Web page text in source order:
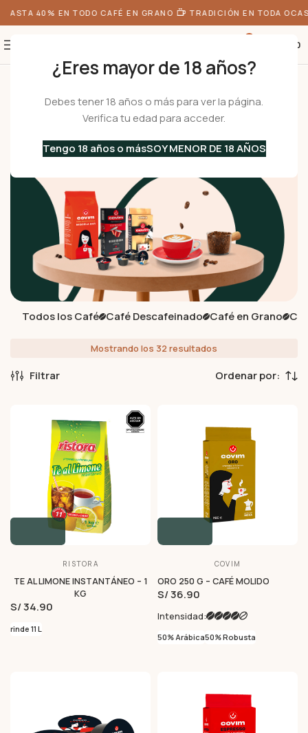
¿Eres mayor de 18 años?
Debes tener 18 años o más para ver la página.
Verifica tu edad para acceder.
Tengo 18 años o másSOY MENOR DE 18 AÑOS
40% EN TODO CAFÉ EN GRANO TRADICIÓN EN TODA
0.00
Café
tueste experto ysabor únicoen cada taza.
Todos los Café Café Descafeinado Café en Grano
Mostrando los 32 resultados
Filtrar
RISTORA
TE AL LIMONE INSTANTÁNEO – 1
KG
S/ 34.90
rinde 11 L
COVIM
ORO 250 G – CAFÉ MOLIDO
S/ 36.90
Intensidad:
50% Arábica50% Robusta